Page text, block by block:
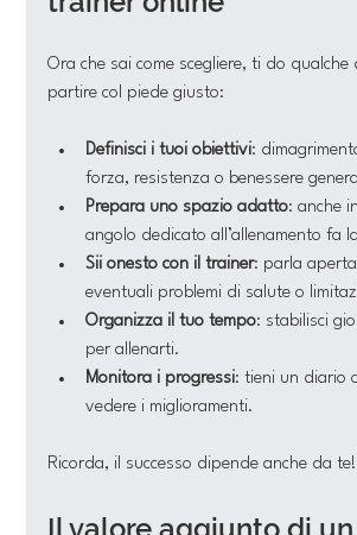
Ora che sai come scegliere, ti do
partire col piede giusto:
Definisci i tuoi obiettivi:
forza, resistenza o benessere
Prepara uno spazio adatto: anche
angolo dedicato all’allenamento fa
Sii onesto con il trainer: parla
eventuali problemi di salute o
Organizza il tuo tempo: stabilisci
per allenarti.
Monitora i progressi: tieni un diario
vedere i miglioramenti.
Ricorda, il successo dipende anche da te!